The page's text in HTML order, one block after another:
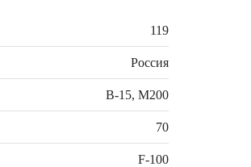
119
Россия
В-15, М200
70
F-100